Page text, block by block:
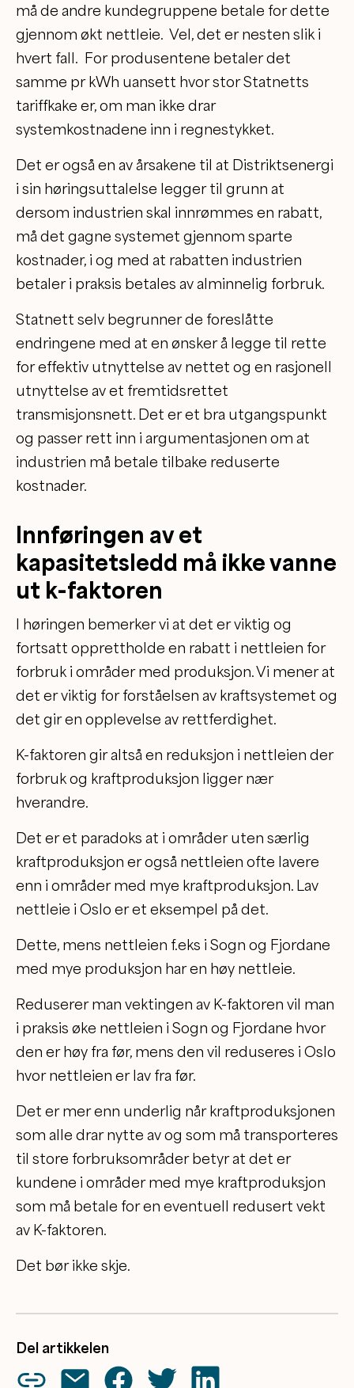
må de andre kundegruppene betale for dette
gjennom økt nettleie. Vel, det er nesten slik i
hvert fall. For produsentene betaler det
samme pr kWh uansett hvor stor Statnetts
tariffkake er, om man ikke drar
systemkostnadene inn i regnestykket.
Det er også en av årsakene til at Distriktsenergi
i sin høringsuttalelse legger til grunn at
dersom industrien skal innrømmes en rabatt,
må det gagne systemet gjennom sparte
kostnader, i og med at rabatten industrien
betaler i praksis betales av alminnelig forbruk.
Statnett selv begrunner de foreslåtte
endringene med at en ønsker å legge til rette
for effektiv utnyttelse av nettet og en rasjonell
utnyttelse av et fremtidsrettet
transmisjonsnett. Det er et bra utgangspunkt
og passer rett inn i argumentasjonen om at
industrien må betale tilbake reduserte
kostnader.
Innføringen av et
kapasitetsledd må ikke vanne
ut k-faktoren
I høringen bemerker vi at det er viktig og
fortsatt opprettholde en rabatt i nettleien for
forbruk i områder med produksjon. Vi mener at
det er viktig for forståelsen av kraftsystemet og
det gir en opplevelse av rettferdighet.
K-faktoren gir altså en reduksjon i nettleien der
forbruk og kraftproduksjon ligger nær
hverandre.
Det er et paradoks at i områder uten særlig
kraftproduksjon er også nettleien ofte lavere
enn i områder med mye kraftproduksjon. Lav
nettleie i Oslo er et eksempel på det.
Dette, mens nettleien f.eks i Sogn og Fjordane
med mye produksjon har en høy nettleie.
Reduserer man vektingen av K-faktoren vil man
i praksis øke nettleien i Sogn og Fjordane hvor
den er høy fra før, mens den vil reduseres i Oslo
hvor nettleien er lav fra før.
Det er mer enn underlig når kraftproduksjonen
som alle drar nytte av og som må transporteres
til store forbruksområder betyr at det er
kundene i områder med mye kraftproduksjon
som må betale for en eventuell redusert vekt
av K-faktoren.
Det bør ikke skje.
Del artikkelen